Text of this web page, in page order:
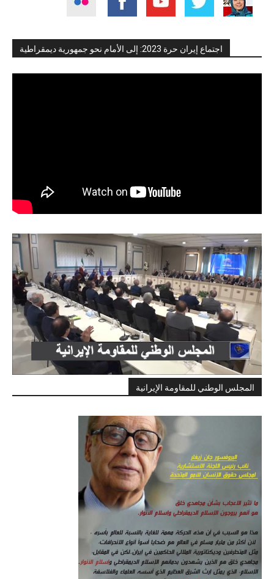
اجتماع إيران حرة 2023: إلى الأمام نحو جمهورية ديمقراطية
المجلس الوطني للمقاومة الإيرانية